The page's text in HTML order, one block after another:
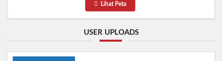
Lihat Peta
USER UPLOADS